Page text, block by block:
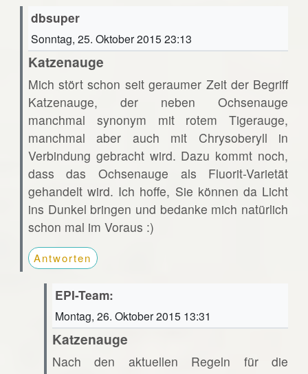
dbsuper
Sonntag, 25. Oktober 2015 23:13
Katzenauge
Mich stört schon seit geraumer Zeit der Begriff
Katzenauge, der neben Ochsenauge
manchmal synonym mit rotem Tigerauge,
manchmal aber auch mit Chrysoberyll in
Verbindung gebracht wird. Dazu kommt noch,
dass das Ochsenauge als Fluorit-Varietät
gehandelt wird. Ich hoffe, Sie können da Licht
ins Dunkel bringen und bedanke mich natürlich
schon mal im Voraus :)
Antworten
EPI-Team:
Montag, 26. Oktober 2015 13:31
Katzenauge
Nach den aktuellen Regeln für die